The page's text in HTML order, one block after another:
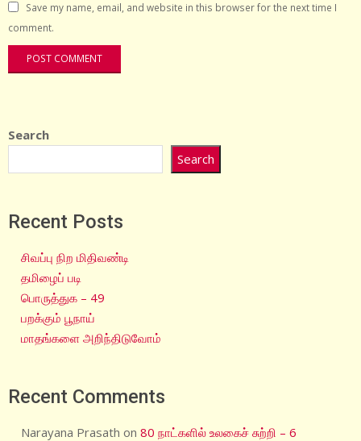
Save my name, email, and website in this browser for the next time I
comment.
Search
Search
Recent Posts
சிவப்பு நிற மிதிவண்டி
தமிழைப் படி
பொருத்துக – 49
பறக்கும் பூநாய்
மாதங்களை அறிந்திடுவோம்
Recent Comments
Narayana Prasath on80 நாட்களில் உலகைச் சுற்றி – 6